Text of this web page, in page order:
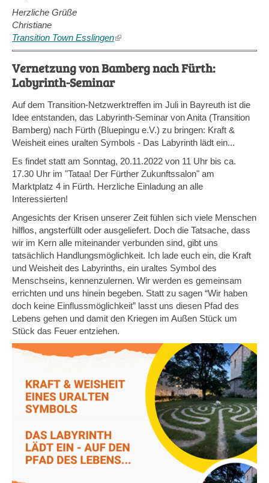
Herzliche Grüße
Christiane
Transition Town Esslingen(link
is
external)
Vernetzung von Bamberg nach Fürth:
Labyrinth-Seminar
Auf dem Transition-Netzwerktreffen im Juli in Bayreuth ist die
Idee entstanden, das Labyrinth-Seminar von Anita (Transition
Bamberg) nach Fürth (Bluepingu e.V.) zu bringen: Kraft &
Weisheit eines uralten Symbols - Das Labyrinth lädt ein...
Es findet statt am Sonntag, 20.11.2022 von 11 Uhr bis ca.
17.30 Uhr im "Tataa! Der Fürther Zukunftssalon" am
Marktplatz 4 in Fürth. Herzliche Einladung an alle
Interessierten!
Angesichts der Krisen unserer Zeit fühlen sich viele Menschen
hilflos, angsterfüllt oder ausgeliefert. Doch die Tatsache, dass
wir im Kern alle miteinander verbunden sind, gibt uns
tatsächlich Handlungsmöglichkeit. Ich lade euch ein, die Kraft
und Weisheit des Labyrinths, ein uraltes Symbol des
Menschseins, kennenzulernen. Wir werden es gemeinsam
errichten und uns hinein begeben. Statt zu sagen “Wir haben
doch keine Einflussmöglichkeit” lasst uns diesen Pfad des
Lebens gehen und damit den Kriegen im Außen Stück um
Stück das Feuer entziehen.